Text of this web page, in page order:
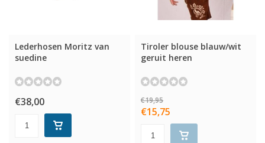
Lederhosen Moritz van
suedine
€38,00
Tiroler blouse blauw/wit
geruit heren
€19,95
€15,75